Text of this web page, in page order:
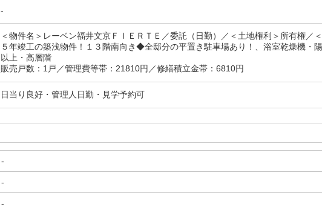
-
＜物件名＞レーベン福井文京ＦＩＥＲＴＥ／委託（日勤）／＜土地権利＞所有権
５年竣工の築浅物件！１３階南向き◆全邸分の平置き駐車場あり！、浴室乾燥機・
以上・高層階
販売戸数：1戸／管理費等帯：21810円／修繕積立金帯：6810円
日当り良好・管理人日勤・見学予約可
-
-
-